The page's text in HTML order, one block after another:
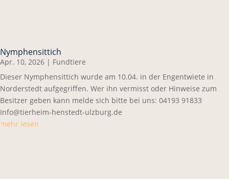
Nymphensittich
Apr. 10, 2026 | Fundtiere
Dieser Nymphensittich wurde am 10.04. in der Engentwiete in
Norderstedt aufgegriffen. Wer ihn vermisst oder Hinweise zum
Besitzer geben kann melde sich bitte bei uns: 04193 91833
Info@tierheim-henstedt-ulzburg.de
mehr lesen